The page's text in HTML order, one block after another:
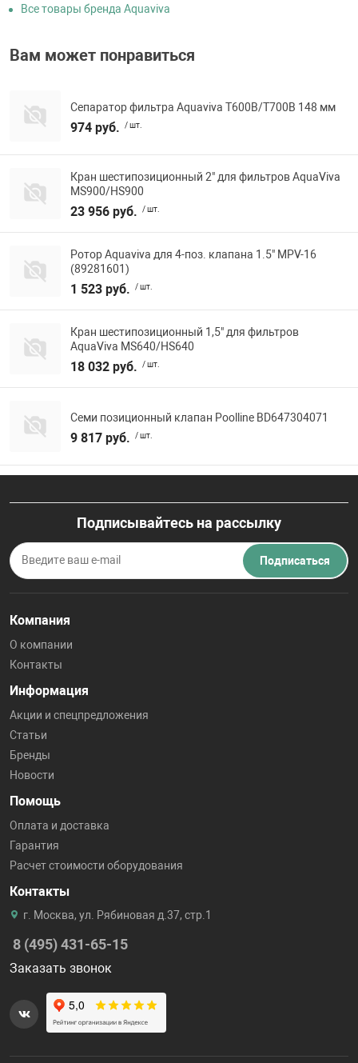
Все товары бренда Aquaviva
Вам может понравиться
Сепаратор фильтра Aquaviva T600B/T700B 148 мм
974 руб. / шт.
Кран шестипозиционный 2" для фильтров AquaViva
MS900/HS900
23 956 руб. / шт.
Ротор Aquaviva для 4-поз. клапана 1.5" MPV-16
(89281601)
1 523 руб. / шт.
Кран шестипозиционный 1,5" для фильтров
AquaViva MS640/HS640
18 032 руб. / шт.
Семи позиционный клапан Poolline BD647304071
9 817 руб. / шт.
Подписывайтесь на рассылку
Подписаться
Компания
О компании
Контакты
Информация
Акции и спецпредложения
Статьи
Бренды
Новости
Помощь
Оплата и доставка
Гарантия
Расчет стоимости оборудования
Контакты
г. Москва, ул. Рябиновая д.37, стр.1
8 (495) 431-65-15
Заказать звонок